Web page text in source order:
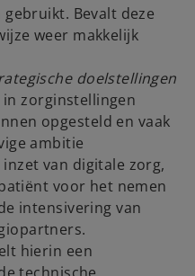
Bevalt deze
weer makkelijk
doelstellingen
in zorginstellingen
opgesteld en vaak
ambitie
van digitale zorg,
voor het nemen
intensivering van
hierin een